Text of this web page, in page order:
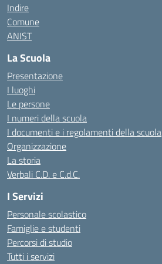
Indire
Comune
ANIST
La Scuola
Presentazione
I luoghi
Le persone
I numeri della scuola
I documenti e i regolamenti della scuola
Organizzazione
La storia
Verbali C.D. e C.d.C.
I Servizi
Personale scolastico
Famiglie e studenti
Percorsi di studio
Tutti i servizi